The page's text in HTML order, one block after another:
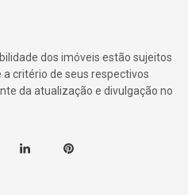
dos imóveis estão sujeitos
critério de seus respectivos
da atualização e divulgação no
Linkedin Pinterest